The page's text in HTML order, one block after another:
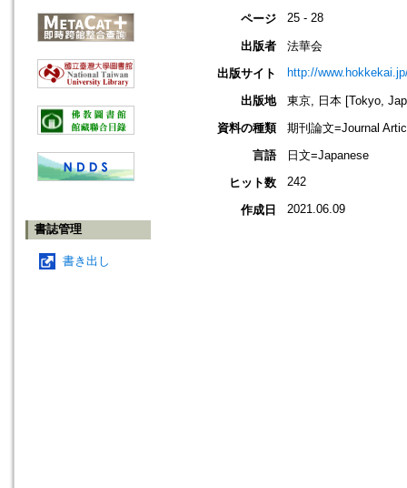
書誌管理
書き出し
ページ 25 - 28
出版者
法華会
出版サイト
http://
出版地
東京, 日本 [Tokyo,
資料の種類
期刊論文=Journal
言語
日文=Japanese
ヒット数
242
作成日 2021.06.09